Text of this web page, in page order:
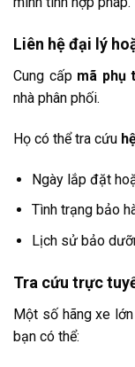
Liên hệ đại lý
Cung cấp mã phụ
nhà phân phối.
Họ có thể tra cứu
Ngày lắp đặt
Tình trạng bảo
Lịch sử bảo
Tra cứu trực
Một số hãng xe
bạn có thể: